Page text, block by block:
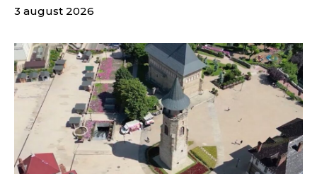
3 august 2026